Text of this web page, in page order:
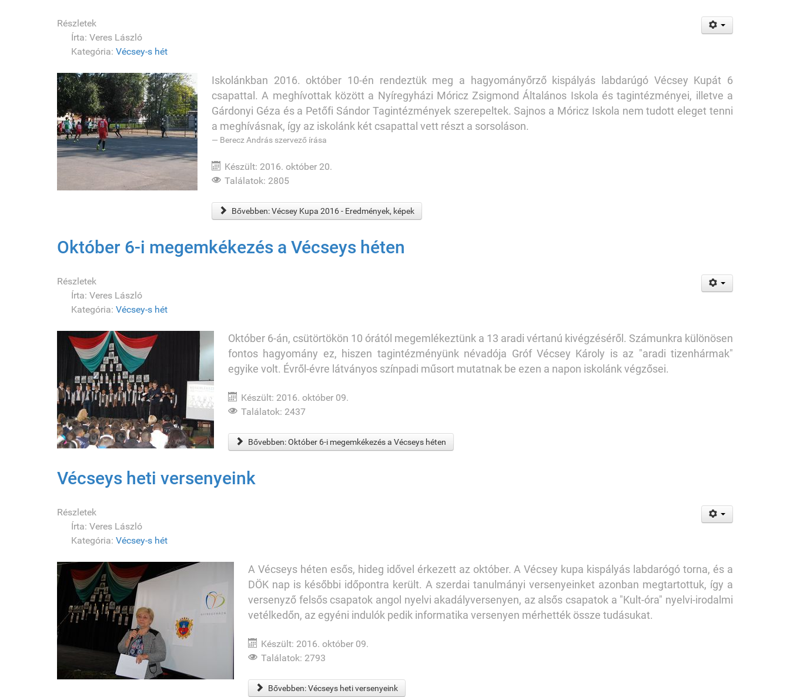
Részletek
Írta: Veres László
Kategória: Vécsey-s hét
Iskolánkban 2016. október 10-én rendeztük meg a hagyományőrző kispályás labdarúgó Vécsey Kupát 6
csapattal. A meghívottak között a Nyíregyházi Móricz Zsigmond Általános Iskola és tagintézményei, illetve a
Gárdonyi Géza és a Petőfi Sándor Tagintézmények szerepeltek. Sajnos a Móricz Iskola nem tudott eleget tenni
a meghívásnak, így az iskolánk két csapattal vett részt a sorsoláson.
Berecz András szervező írása
Készült: 2016. október 20.
Találatok: 2805
Bővebben: Vécsey Kupa 2016 - Eredmények, képek
Október 6-i megemkékezés a Vécseys héten
Részletek
Írta: Veres László
Kategória: Vécsey-s hét
Október 6-án, csütörtökön 10 órától megemlékeztünk a 13 aradi vértanú kivégzéséről. Számunkra különösen
fontos hagyomány ez, hiszen tagintézményünk névadója Gróf Vécsey Károly is az "aradi tizenhármak"
egyike volt. Évről-évre látványos színpadi műsort mutatnak be ezen a napon iskolánk végzősei.
Készült: 2016. október 09.
Találatok: 2437
Bővebben: Október 6-i megemkékezés a Vécseys héten
Vécseys heti versenyeink
Részletek
Írta: Veres László
Kategória: Vécsey-s hét
A Vécseys héten esős, hideg idővel érkezett az október. A Vécsey kupa kispályás labdarógó torna, és a
DÖK nap is későbbi időpontra került. A szerdai tanulmányi versenyeinket azonban megtartottuk, így a
versenyző felsős csapatok angol nyelvi akadályversenyen, az alsős csapatok a "Kult-óra" nyelvi-irodalmi
vetélkedőn, az egyéni indulók pedik informatika versenyen mérhették össze tudásukat.
Készült: 2016. október 09.
Találatok: 2793
Bővebben: Vécseys heti versenyeink